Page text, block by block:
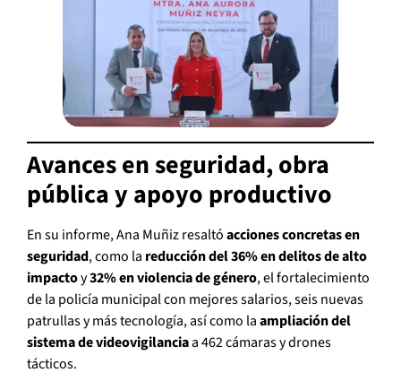
Avances en seguridad, obra
pública y apoyo productivo
En su informe, Ana Muñiz resaltóacciones concretas en
seguridad, como la reducción del 36% en delitos de alto
impactoy32% en violencia de género, el fortalecimiento
de la policía municipal con mejores salarios, seis nuevas
patrullas y más tecnología, así como laampliación del
sistema de videovigilanciaa 462 cámaras y drones
tácticos.